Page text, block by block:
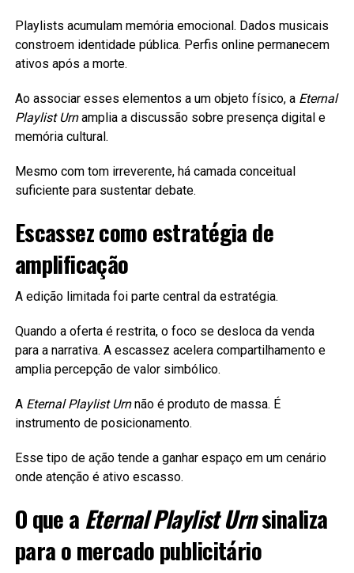
Playlists acumulam memória emocional. Dados musicais
constroem identidade pública. Perfis online permanecem
ativos após a morte.
Ao associar esses elementos a um objeto físico, a Eternal
Playlist Urnamplia a discussão sobre presença digital e
memória cultural.
Mesmo com tom irreverente, há camada conceitual
suficiente para sustentar debate.
Escassez como estratégia de
amplificação
A edição limitada foi parte central da estratégia.
Quando a oferta é restrita, o foco se desloca da venda
para a narrativa. A escassez acelera compartilhamento e
amplia percepção de valor simbólico.
A Eternal Playlist Urnnão é produto de massa. É
instrumento de posicionamento.
Esse tipo de ação tende a ganhar espaço em um cenário
onde atenção é ativo escasso.
O que a Eternal Playlist Urnsinaliza
para o mercado publicitário